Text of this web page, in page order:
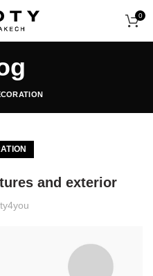
0
and exterior